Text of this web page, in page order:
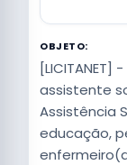
OBJETO:
assistente
Assistência
educação,